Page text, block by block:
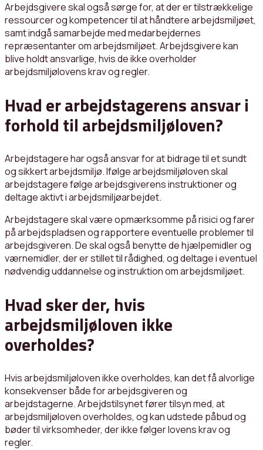
Arbejdsgivere skal også sørge for, at der er tilstrækkelige
ressourcer og kompetencer til at håndtere arbejdsmiljøet,
samt indgå samarbejde med medarbejdernes
repræsentanter om arbejdsmiljøet. Arbejdsgivere kan
blive holdt ansvarlige, hvis de ikke overholder
arbejdsmiljølovens krav og regler.
Hvad er arbejdstagerens ansvar i
forhold til arbejdsmiljøloven?
Arbejdstagere har også ansvar for at bidrage til et sundt
og sikkert arbejdsmiljø. Ifølge arbejdsmiljøloven skal
arbejdstagere følge arbejdsgiverens instruktioner og
deltage aktivt i arbejdsmiljøarbejdet.
Arbejdstagere skal være opmærksomme på risici og farer
på arbejdspladsen og rapportere eventuelle problemer til
arbejdsgiveren. De skal også benytte de hjælpemidler og
værnemidler, der er stillet til rådighed, og deltage i eventuel
nødvendig uddannelse og instruktion om arbejdsmiljøet.
Hvad sker der, hvis
arbejdsmiljøloven ikke
overholdes?
Hvis arbejdsmiljøloven ikke overholdes, kan det få alvorlige
konsekvenser både for arbejdsgiveren og
arbejdstagerne. Arbejdstilsynet fører tilsyn med, at
arbejdsmiljøloven overholdes, og kan udstede påbud og
bøder til virksomheder, der ikke følger lovens krav og
regler.